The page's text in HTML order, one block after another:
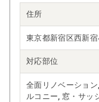
住所
東京都新宿区西新
対応部位
全面リノベーショ
ルコニー, 窓・サッ